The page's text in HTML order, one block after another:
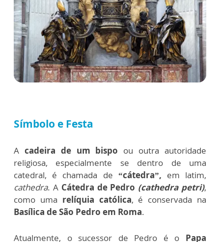
Símbolo e Festa
A cadeira de um bispo ou outra autoridade
religiosa, especialmente se dentro de uma
catedral, é chamada de “cátedra”, em latim,
cathedra. A Cátedra de Pedro (cathedra petri),
como uma relíquia católica, é conservada na
Basílica de São Pedro em Roma.
Atualmente, o sucessor de Pedro é o Papa